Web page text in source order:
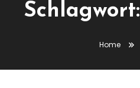
Schlagwort:
Home